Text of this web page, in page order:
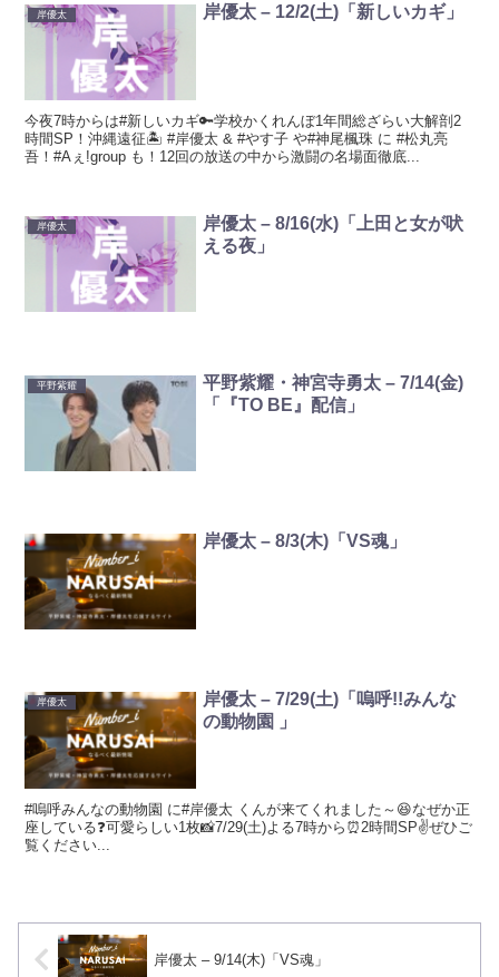
岸優太 岸優太 – 12/2(土)「新しいカギ」
今夜7時からは#新しいカギ🔑学校かくれんぼ1年間総ざらい大解剖2
時間SP！沖縄遠征🏝 #岸優太 & #やす子 や#神尾楓珠 に #松丸亮
吾！#Aぇ!group も！12回の放送の中から激闘の名場面徹底...
岸優太
岸優太 – 8/16(水)「上田と女が吠
える夜」
平野紫耀
平野紫耀・神宮寺勇太 – 7/14(金)
「『TO BE』配信」
岸優太 – 8/3(木)「VS魂」
岸優太
岸優太 – 7/29(土)「嗚呼!!みんな
の動物園 」
#嗚呼みんなの動物園 に#岸優太 くんが来てくれました～😆なぜか正
座している❓可愛らしい1枚📸7/29(土)よる7時から⏰2時間SP✌️ぜひご
覧ください...
岸優太 – 9/14(木)「VS魂」